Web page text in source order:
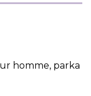
homme, parka